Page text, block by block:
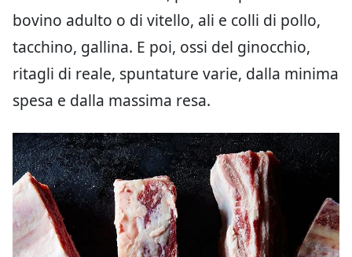
bovino adulto o di vitello, ali e colli di pollo,
tacchino, gallina. E poi, ossi del ginocchio,
ritagli di reale, spuntature varie, dalla minima
spesa e dalla massima resa.